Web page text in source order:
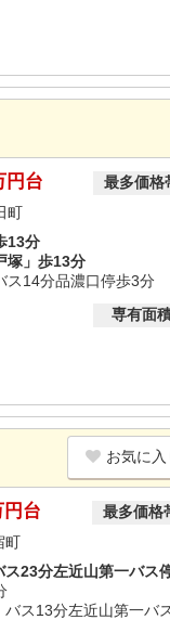
円台 最多価格
町
13分
塚」歩13分
ス14分品濃口停歩3分
専有面
お気に
円台 最多価格
町
ス23分左近山第一バス
ス13分左近山第一バ